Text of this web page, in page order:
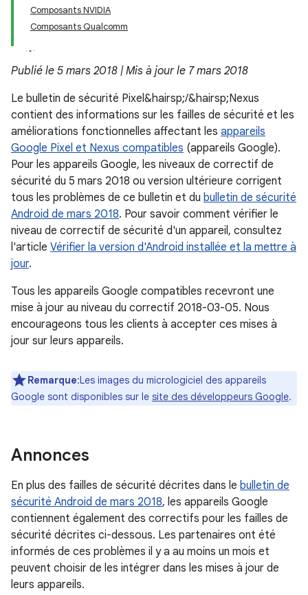
Composants NVIDIA
Composants Qualcomm
Publié le 5 mars 2018 | Mis à jour le 7 mars 2018
Le bulletin de sécurité Pixel&hairsp;/&hairsp;Nexus
contient des informations sur les failles de sécurité et les
améliorations fonctionnelles affectant les appareils
Google Pixel et Nexus compatibles (appareils Google).
Pour les appareils Google, les niveaux de correctif de
sécurité du 5 mars 2018 ou version ultérieure corrigent
tous les problèmes de ce bulletin et du bulletin de sécurité
Android de mars 2018. Pour savoir comment vérifier le
niveau de correctif de sécurité d'un appareil, consultez
l'article Vérifier la version d'Android installée et la mettre à
jour.
Tous les appareils Google compatibles recevront une
mise à jour au niveau du correctif 2018-03-05. Nous
encourageons tous les clients à accepter ces mises à
jour sur leurs appareils.
Remarque:Les images du micrologiciel des appareils
Google sont disponibles sur le site des développeurs Google.
Annonces
En plus des failles de sécurité décrites dans le bulletin de
sécurité Android de mars 2018, les appareils Google
contiennent également des correctifs pour les failles de
sécurité décrites ci-dessous. Les partenaires ont été
informés de ces problèmes il y a au moins un mois et
peuvent choisir de les intégrer dans les mises à jour de
leurs appareils.